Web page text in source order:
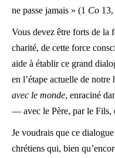
ne passe jamais » (1 Co
Vous devez être forts de la
charité, de cette force
aide à établir ce grand
en l’étape actuelle de notre
avec le monde, enraciné
— avec le Père, par le Fils,
Je voudrais que ce
chrétiens qui, bien